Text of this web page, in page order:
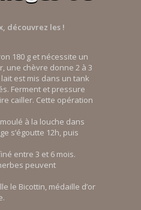
découvrez les !
180 g et nécessite un
une chèvre donne 2 à 3
est mis dans un tank
Ferment et pressure
cailler. Cette opération
à la louche dans
s’égoutte 12h, puis
entre 3 et 6 mois.
peuvent
le Bicottin, médaille d’or